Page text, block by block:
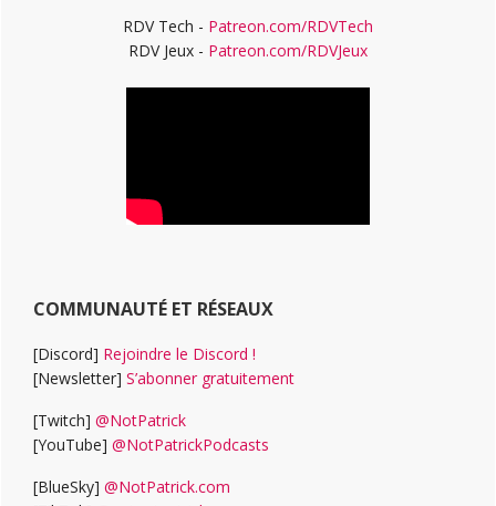
RDV Tech - Patreon.com/RDVTech
RDV Jeux - Patreon.com/RDVJeux
COMMUNAUTÉ ET RÉSEAUX
[Discord] Rejoindre le Discord !
[Newsletter] S’abonner gratuitement
[Twitch] @NotPatrick
[YouTube] @NotPatrickPodcasts
[BlueSky] @NotPatrick.com